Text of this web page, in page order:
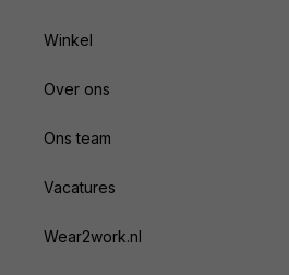
Winkel
Over ons
Ons team
Vacatures
Wear2work.nl